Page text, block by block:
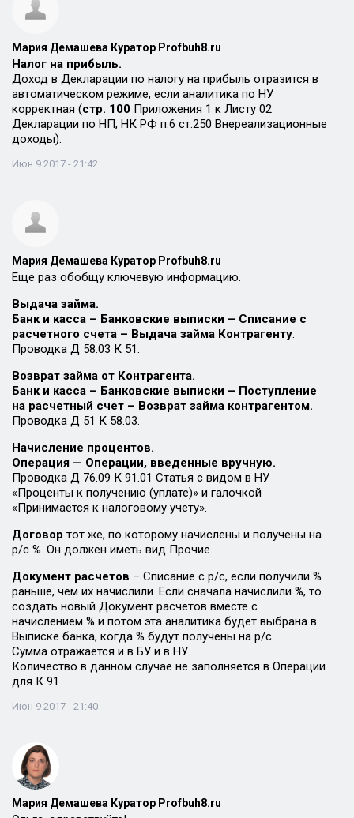
Мария Демашева Куратор Profbuh8.ru
Налог на прибыль.
Доход в Декларации по налогу на прибыль отразится в
автоматическом режиме, если аналитика по НУ
корректная (стр. 100 Приложения 1 к Листу 02
Декларации по НП, НК РФ п.6 ст.250 Внереализационные
доходы).
Июн 9 2017 - 21:42
Мария Демашева Куратор Profbuh8.ru
Еще раз обобщу ключевую информацию.
Выдача займа.
Банк и касса – Банковские выписки – Списание с
расчетного счета – Выдача займа Контрагенту.
Проводка Д 58.03 К 51.
Возврат займа от Контрагента.
Банк и касса – Банковские выписки – Поступление
на расчетный счет – Возврат займа контрагентом.
Проводка Д 51 К 58.03.
Начисление процентов.
Операция — Операции, введенные вручную.
Проводка Д 76.09 К 91.01 Статья с видом в НУ
«Проценты к получению (уплате)» и галочкой
«Принимается к налоговому учету».
Договор тот же, по которому начислены и получены на
р/с %. Он должен иметь вид Прочие.
Документ расчетов – Списание с р/с, если получили %
раньше, чем их начислили. Если сначала начислили %, то
создать новый Документ расчетов вместе с
начислением % и потом эта аналитика будет выбрана в
Выписке банка, когда % будут получены на р/с.
Сумма отражается и в БУ и в НУ.
Количество в данном случае не заполняется в Операции
для К 91.
Июн 9 2017 - 21:40
Мария Демашева Куратор Profbuh8.ru